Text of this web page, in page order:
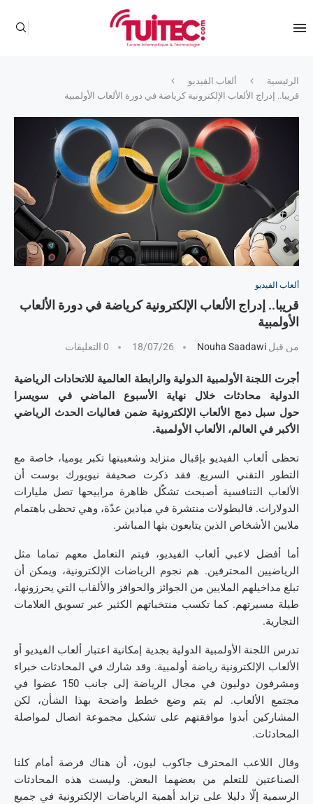
الرئيسية
ألعاب الفيديو
قريبا.. إدراج الألعاب الإلكترونية كرياضة في دورة الألعاب الأولمبية
ألعاب الفيديو
قريبا.. إدراج الألعاب الإلكترونية كرياضة في دورة الألعاب
الأولمبية
من قبل Nouha Saadawi
18/07/26 0 التعليقات
أجرت اللجنة الأولمبية الدولية والرابطة العالمية للاتحادات الرياضية
الدولية محادثات خلال نهاية الأسبوع الماضي في سويسرا
حول سبل دمج الألعاب الإلكترونية ضمن فعاليات الحدث الرياضي
الأكبر في العالم، الألعاب الأولمبية.
تحظى ألعاب الفيديو بإقبال متزايد وشعبيتها تكبر يوميا، خاصة مع
التطور التقني السريع. فقد ذكرت صحيفة نيويورك بوست أن
الألعاب التنافسية أصبحت تشكّل ظاهرة مرابيحها تصل مليارات
الدولارات. فالبطولات منتشرة في ميادين عدّة، وهي تحظى باهتمام
ملايين الأشخاص الذين يتابعون بثها المباشر.
أما أفضل لاعبي ألعاب الفيديو، فيتم التعامل معهم تماما مثل
الرياضيين المحترفين. هم نجوم الرياضات الإلكترونية، ويمكن أن
تبلغ مداخيلهم الملايين من الجوائز والحوافز والألقاب التي يحرزونها،
طيلة مسيرتهم. كما تكسب منتخباتهم الكثير عبر تسويق العلامات
التجارية.
تدرس اللجنة الأولمبية الدولية بجدية إمكانية اعتبار ألعاب الفيديو أو
الألعاب الإلكترونية رياضة أولمبية. وقد شارك في المحادثات خبراء
ومشرفون دوليون في مجال الرياضة إلى جانب 150 عضوا في
مجتمع الألعاب. لم يتم وضع خطط واضحة بهذا الشأن، لكن
المشاركين أبدوا موافقتهم على تشكيل مجموعة اتصال لمواصلة
المحادثات.
وقال اللاعب المحترف جاكوب ليون، أن هناك فرصة أمام كلتا
الصناعتين للتعلم من بعضهما البعض. وليست هذه المحادثات
الرسمية إلّا دليلا على تزابد أهمية الرياضات الإلكترونية في جميع